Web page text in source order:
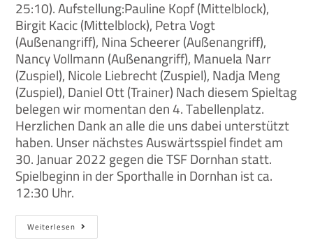
25:10). Aufstellung:Pauline Kopf (Mittelblock),
Birgit Kacic (Mittelblock), Petra Vogt
(Außenangriff), Nina Scheerer (Außenangriff),
Nancy Vollmann (Außenangriff), Manuela Narr
(Zuspiel), Nicole Liebrecht (Zuspiel), Nadja Meng
(Zuspiel), Daniel Ott (Trainer) Nach diesem Spieltag
belegen wir momentan den 4. Tabellenplatz.
Herzlichen Dank an alle die uns dabei unterstützt
haben. Unser nächstes Auswärtsspiel findet am
30. Januar 2022 gegen die TSF Dornhan statt.
Spielbeginn in der Sporthalle in Dornhan ist ca.
12:30 Uhr.
Weiterlesen